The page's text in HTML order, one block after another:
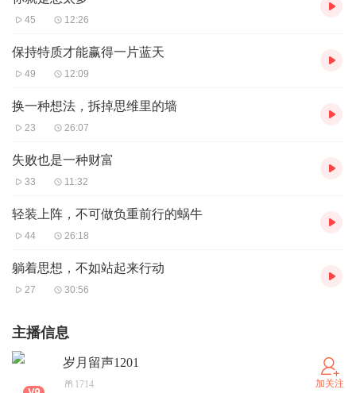
45 12:26
保持特质才能赢得一片蓝天
49 12:09
换一种想法，拆掉思维里的墙
23 26:07
失败也是一种财富
33 11:32
轻装上阵，不可做负重前行的蜗牛
44 26:18
躺着思想，不如站起来行动
27 30:56
主播信息
岁月留声1201
1714 加关注